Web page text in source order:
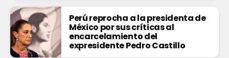
Perú reprocha a la presidenta de
México por sus críticas al
encarcelamiento del
expresidente Pedro Castillo